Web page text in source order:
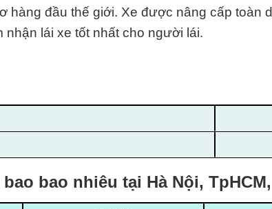
hàng đầu thế giới. Xe được nâng cấp toàn
nhận lái xe tốt nhất cho người lái.
bao nhiêu tại Hà Nội,